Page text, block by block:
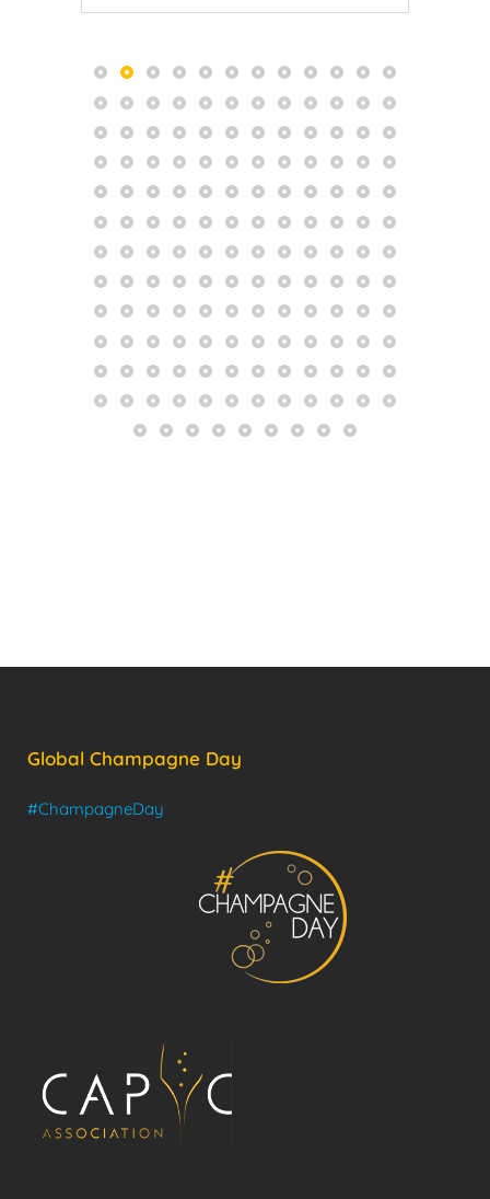
Global Champagne Day
#ChampagneDay